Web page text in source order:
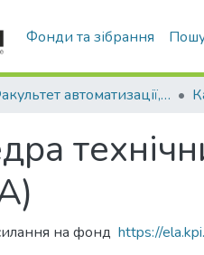
Фонди та зібрання
Факультет автоматизації, промислової інженерії та екології (ФАПІЕ)
на фонд https://